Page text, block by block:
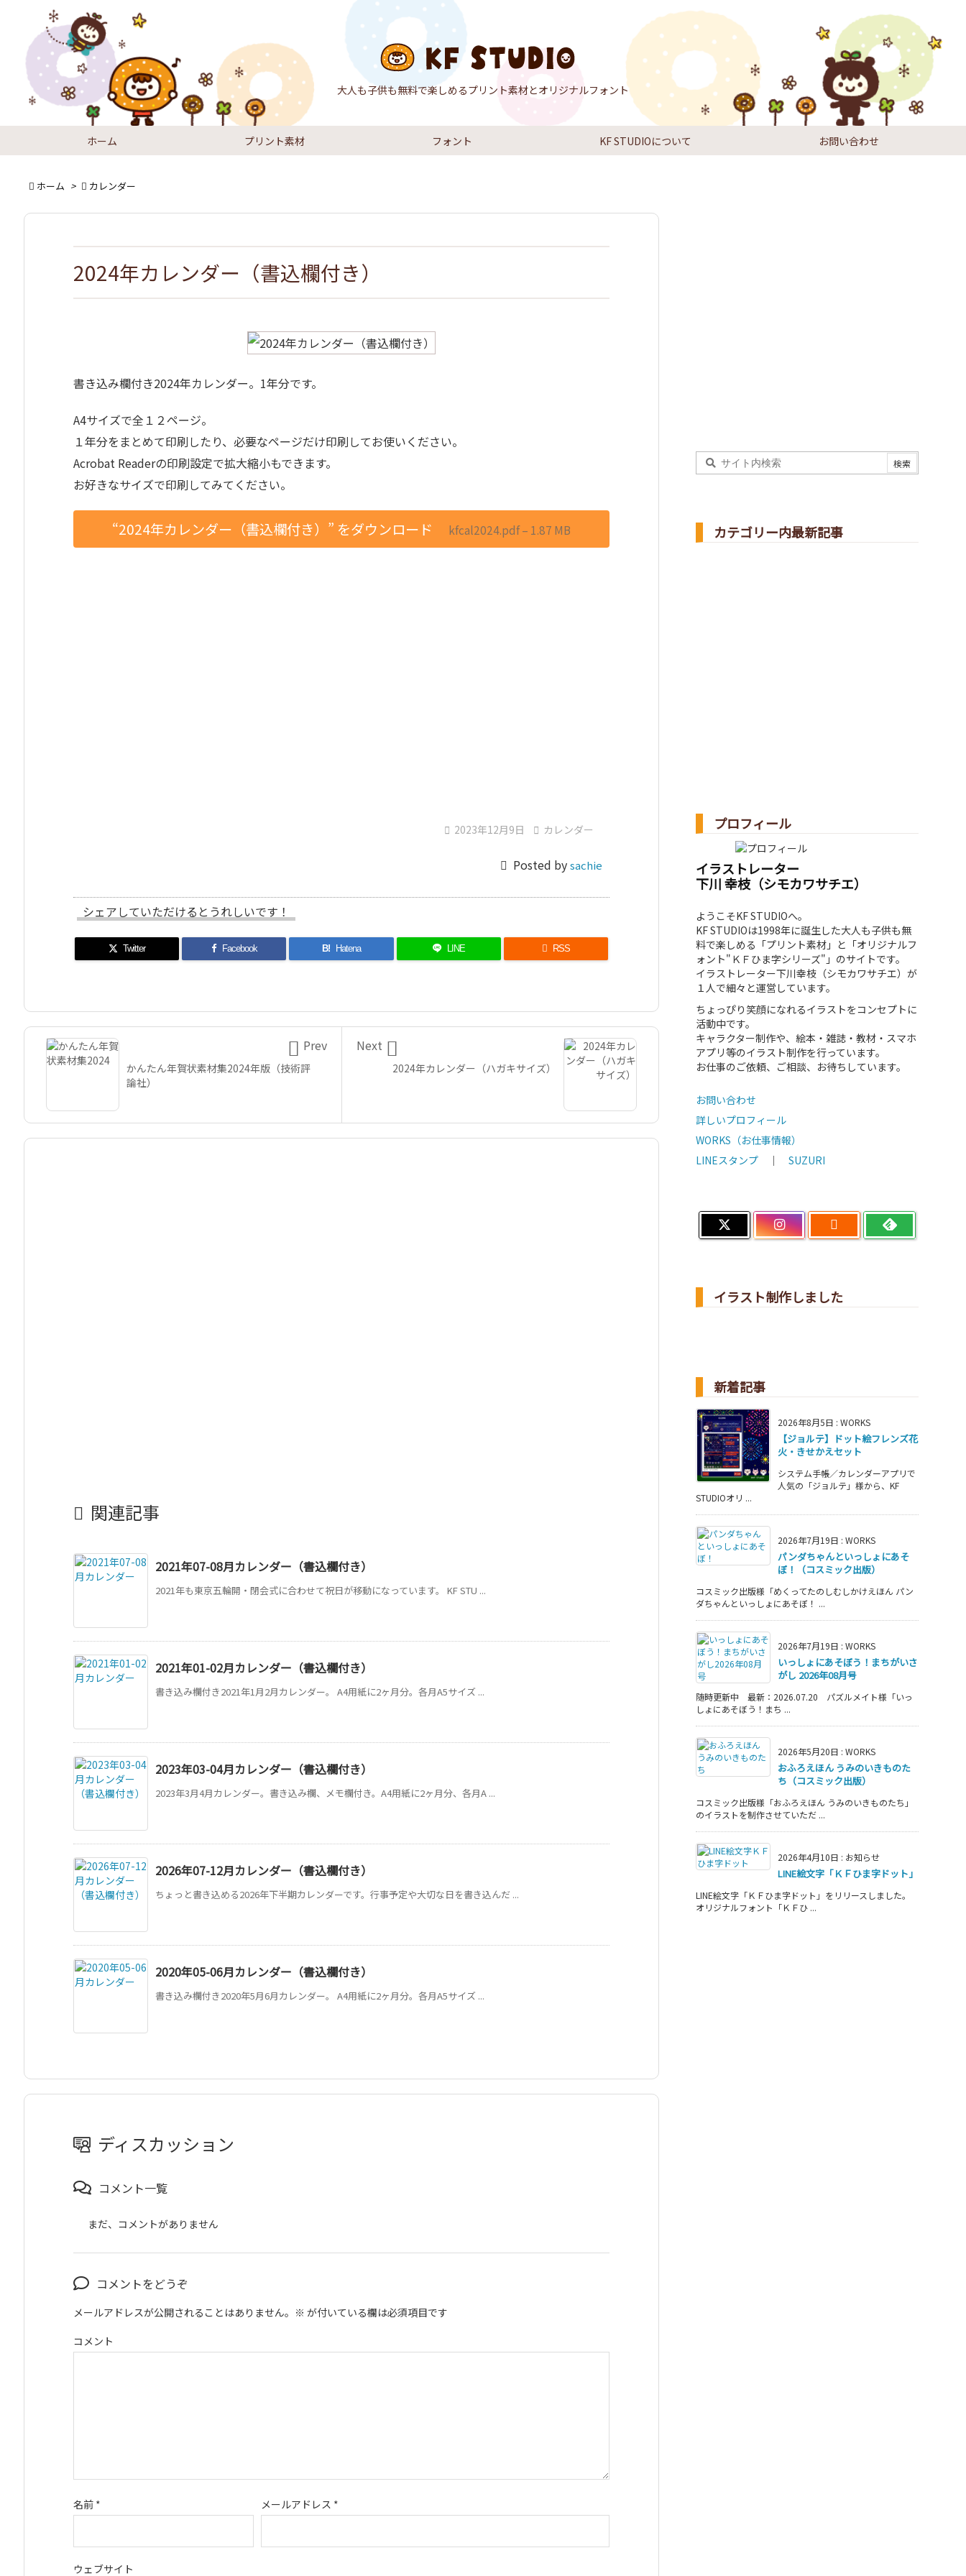
大人も子供も無料で楽しめるプリント素材とオリジナルフォント
ホーム プリント素材 フォント KF STUDIOについて お問い合わせ
 ホーム >  カレンダー
2024年カレンダー（書込欄付き）
書き込み欄付き2024年カレンダー。1年分です。
A4サイズで全１２ページ。
１年分をまとめて印刷したり、必要なページだけ印刷してお使いください。
Acrobat Readerの印刷設定で拡大縮小もできます。
お好きなサイズで印刷してみてください。
“2024年カレンダー（書込欄付き）” をダウンロード kfcal2024.pdf – 1.87 MB
 2023年12月9日  カレンダー
 Posted bysachie
シェアしていただけるとうれしいです！
Twitter Facebook B! Hatena LINE  RSS
2024年カレンダー（ハガキサイズ）

Next
かんたん年賀状素材集2024年版（技術評
論社）
 Prev
 関連記事
2021年07-08月カレンダー（書込欄付き）
2021年も東京五輪開・閉会式に合わせて祝日が移動になっています。 KF STU ...
2021年01-02月カレンダー（書込欄付き）
書き込み欄付き2021年1月2月カレンダー。 A4用紙に2ヶ月分。各月A5サイズ ...
2023年03-04月カレンダー（書込欄付き）
2023年3月4月カレンダー。書き込み欄、メモ欄付き。A4用紙に2ヶ月分、各月A ...
2026年07-12月カレンダー（書込欄付き）
ちょっと書き込める2026年下半期カレンダーです。行事予定や大切な日を書き込んだ ...
2020年05-06月カレンダー（書込欄付き）
書き込み欄付き2020年5月6月カレンダー。 A4用紙に2ヶ月分。各月A5サイズ ...
ディスカッション
コメント一覧
まだ、コメントがありません
コメントをどうぞ
メールアドレスが公開されることはありません。 ※ が付いている欄は必須項目です
コメント
名前 * メールアドレス *
ウェブサイト
カテゴリー内最新記事
プロフィール
イラストレーター
下川 幸枝（シモカワサチエ）
ようこそKF STUDIOへ。
KF STUDIOは1998年に誕生した大人も子供も無
料で楽しめる「プリント素材」と「オリジナルフ
ォント"ＫＦひま字シリーズ"」のサイトです。
イラストレーター下川幸枝（シモカワサチエ）が
１人で細々と運営しています。
ちょっぴり笑顔になれるイラストをコンセプトに
活動中です。
キャラクター制作や、絵本・雑誌・教材・スマホ
アプリ等のイラスト制作を行っています。
お仕事のご依頼、ご相談、お待ちしています。
お問い合わせ
詳しいプロフィール
WORKS（お仕事情報）
LINEスタンプ ｜ SUZURI

イラスト制作しました
新着記事
2026年8月5日 : WORKS
【ジョルテ】ドット絵フレンズ花
火・きせかえセット
システム手帳／カレンダーアプリで
人気の「ジョルテ」様から、KF
STUDIOオリ ...
2026年7月19日 : WORKS
パンダちゃんといっしょにあそ
ぼ！（コスミック出版）
コスミック出版様「めくってたのしむしかけえほん パン
ダちゃんといっしょにあそぼ！ ...
2026年7月19日 : WORKS
いっしょにあそぼう！まちがいさ
がし 2026年08月号
随時更新中 最新：2026.07.20 パズルメイト様「いっ
しょにあそぼう！まち ...
2026年5月20日 : WORKS
おふろえほん うみのいきものた
ち（コスミック出版）
コスミック出版様「おふろえほん うみのいきものたち」
のイラストを制作させていただ ...
2026年4月10日 : お知らせ
LINE絵文字「ＫＦひま字ドット」
LINE絵文字「ＫＦひま字ドット」をリリースしました。
オリジナルフォント「ＫＦひ ...